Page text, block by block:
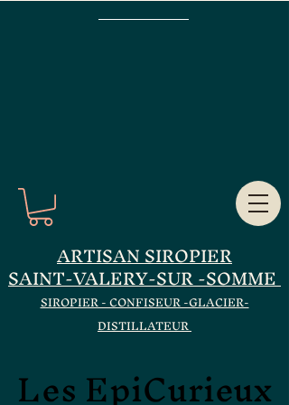
ARTISAN SIROPIER
SAINT-VALERY-SUR -SOMME
SIROPIER - CONFISEUR -GLACIER-
DISTILLATEUR
Les EpiCurieux
Les EpiCurieux